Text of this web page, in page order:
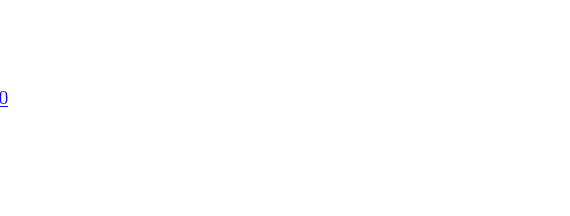
0